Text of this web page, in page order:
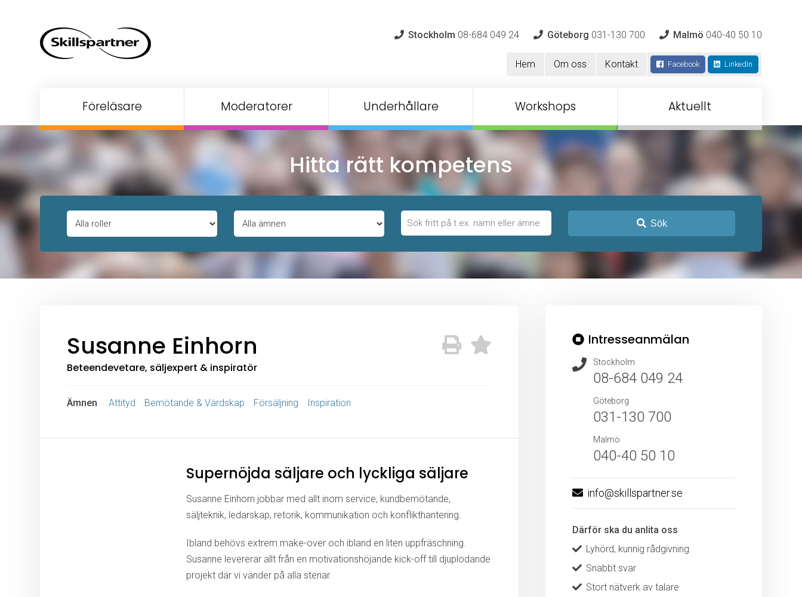
Stockholm 08-684 049 24 Göteborg 031-130 700 Malmö 040-40 50 10
Hem Om oss Kontakt Facebook LinkedIn
Föreläsare Moderatorer Underhållare Workshops Aktuellt
Hitta rätt kompetens
Sök
Susanne Einhorn
Beteendevetare, säljexpert & inspiratör
Ämnen Attityd Bemötande & Värdskap Försäljning Inspiration
Supernöjda säljare och lyckliga säljare
Susanne Einhorn jobbar med allt inom service, kundbemötande,
säljteknik, ledarskap, retorik, kommunikation och konflikthantering.
Ibland behövs extrem make-over och ibland en liten uppfräschning.
Susanne levererar allt från en motivationshöjande kick-off till djuplodande
projekt där vi vänder på alla stenar.
Intresseanmälan
Stockholm
08-684 049 24
Göteborg
031-130 700
Malmö
040-40 50 10
info@skillspartner.se
Därför ska du anlita oss
Lyhörd, kunnig rådgivning
Snabbt svar
Stort nätverk av talare